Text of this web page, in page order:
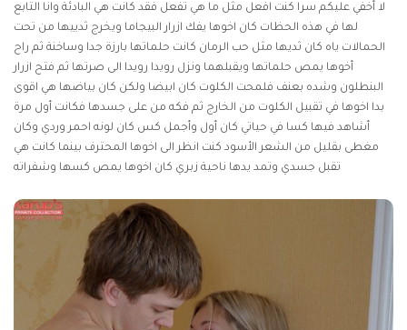
لا أخفي عليكم سرا كنت افعل مثل ما هي تفعل فقد كانت هي البادئة وانا التابع
لها في هذه الحظات كان اخوها يفك ازرار البيجاما ويخرج ثدييها من تحت
الحمالات ياه كان ثديها مثل حب الرمان كانت حلماتها بارزة جدا وساخنة ثم راح
أخوها يمص حلماتها ويقبلهما ونزل رويدا رويدا الى صرتها ثم فتح ازرار
البنطلون وشده بعنف فلمحت الكلوت كان ابيضا ولكن كان بياضها هي اقوى
بدا اخوها في تقبيل الكلوت من الخارج ثم فكه من على جسدها فكانت أول مرة
أشاهد فيها كسا في حياتي كان أول وأجمل كس كان لونه احمر وردي وكان
مغطى بقليل من الشعر الأسود كنت انظر الى اخوها المحترف بينما كانت هي
تقبل جسدي وتمد يدها ناحية زبري كان اخوها يمص كسها وشفراته